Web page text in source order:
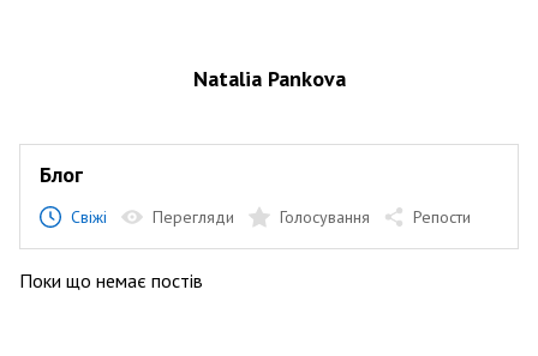
Natalia Pankova
Блог
Свіжі Перегляди Голосування Репости
Поки що немає постів